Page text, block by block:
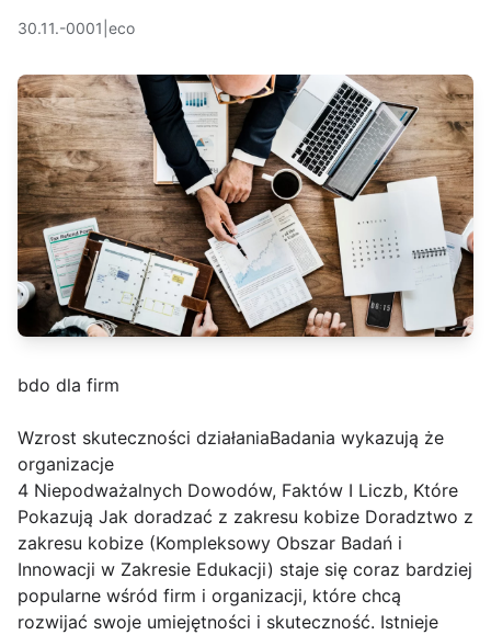
30.11.-0001 eco
bdo dla firm
Wzrost skuteczności działaniaBadania wykazują że
organizacje
4 Niepodważalnych Dowodów, Faktów I Liczb, Które
Pokazują Jak doradzać z zakresu kobize Doradztwo z
zakresu kobize (Kompleksowy Obszar Badań i
Innowacji w Zakresie Edukacji) staje się coraz bardziej
popularne wśród firm i organizacji, które chcą
rozwijać swoje umiejętności i skuteczność. Istnieje